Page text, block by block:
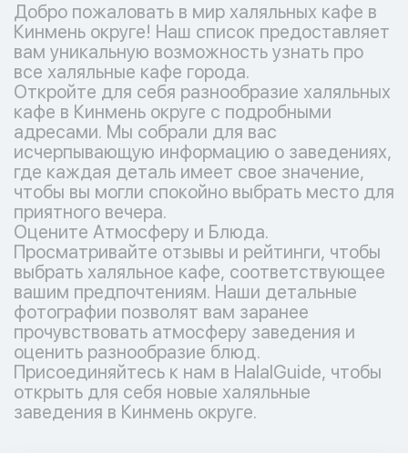
Добро пожаловать в мир халяльных кафе в
Кинмень округе! Наш список предоставляет
вам уникальную возможность узнать про
все халяльные кафе города.
Откройте для себя разнообразие халяльных
кафе в Кинмень округе с подробными
адресами. Мы собрали для вас
исчерпывающую информацию о заведениях,
где каждая деталь имеет свое значение,
чтобы вы могли спокойно выбрать место для
приятного вечера.
Оцените Атмосферу и Блюда.
Просматривайте отзывы и рейтинги, чтобы
выбрать халяльное кафе, соответствующее
вашим предпочтениям. Наши детальные
фотографии позволят вам заранее
прочувствовать атмосферу заведения и
оценить разнообразие блюд.
Присоединяйтесь к нам в HalalGuide, чтобы
открыть для себя новые халяльные
заведения в Кинмень округе.